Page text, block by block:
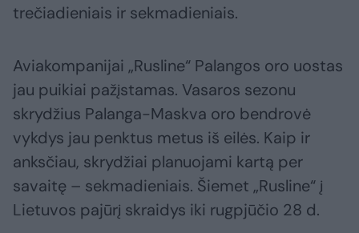
trečiadieniais ir sekmadieniais.
Aviakompanijai „Rusline“ Palangos oro uostas
jau puikiai pažįstamas. Vasaros sezonu
skrydžius Palanga-Maskva oro bendrovė
vykdys jau penktus metus iš eilės. Kaip ir
anksčiau, skrydžiai planuojami kartą per
savaitę – sekmadieniais. Šiemet „Rusline“ į
Lietuvos pajūrį skraidys iki rugpjūčio 28 d.